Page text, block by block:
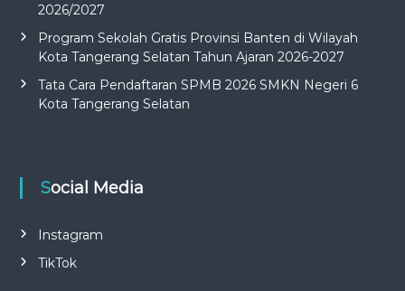
2026/2027
Program Sekolah Gratis Provinsi Banten di Wilayah
Kota Tangerang Selatan Tahun Ajaran 2026-2027
Tata Cara Pendaftaran SPMB 2026 SMKN Negeri 6
Kota Tangerang Selatan
Social Media
Instagram
TikTok